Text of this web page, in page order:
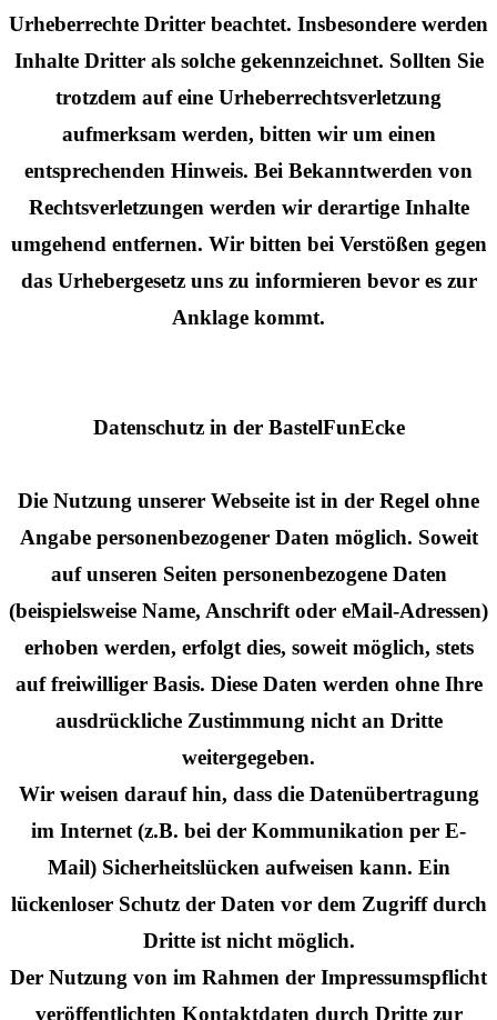
Urheberrechte Dritter beachtet. Insbesondere werden
Inhalte Dritter als solche gekennzeichnet. Sollten Sie
trotzdem auf eine Urheberrechtsverletzung
aufmerksam werden, bitten wir um einen
entsprechenden Hinweis. Bei Bekanntwerden von
Rechtsverletzungen werden wir derartige Inhalte
umgehend entfernen. Wir bitten bei Verstößen gegen
das Urhebergesetz uns zu informieren bevor es zur
Anklage kommt.
Datenschutz in der BastelFunEcke
Die Nutzung unserer Webseite ist in der Regel ohne
Angabe personenbezogener Daten möglich. Soweit
auf unseren Seiten personenbezogene Daten
(beispielsweise Name, Anschrift oder eMail-Adressen)
erhoben werden, erfolgt dies, soweit möglich, stets
auf freiwilliger Basis. Diese Daten werden ohne Ihre
ausdrückliche Zustimmung nicht an Dritte
weitergegeben.
Wir weisen darauf hin, dass die Datenübertragung
im Internet (z.B. bei der Kommunikation per E-
Mail) Sicherheitslücken aufweisen kann. Ein
lückenloser Schutz der Daten vor dem Zugriff durch
Dritte ist nicht möglich.
Der Nutzung von im Rahmen der Impressumspflicht
veröffentlichten Kontaktdaten durch Dritte zur